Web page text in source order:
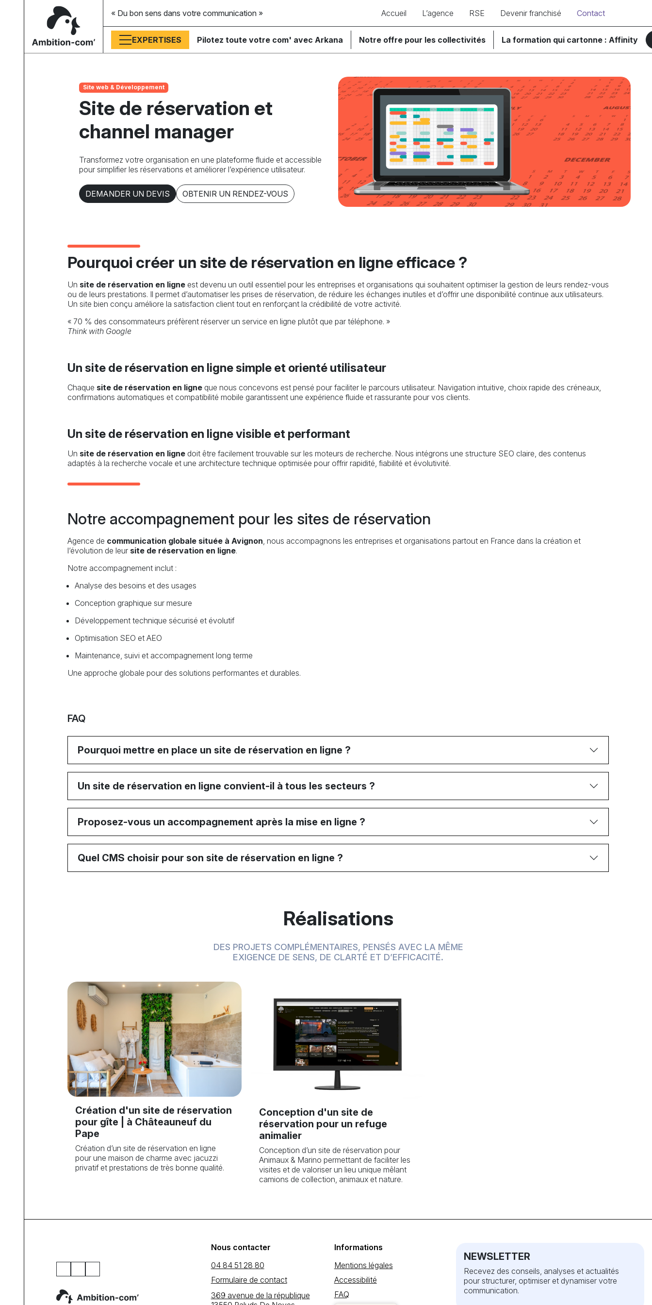
« Du bon sens dans votre communication » Accueil L’agence RSE Devenir franchisé Contact
EXPERTISES Pilotez toute votre com' avec Arkana Notre offre pour les collectivités La formation qui cartonne : Affinity
Site web & Développement
Site de réservation et
channel manager
Transformez votre organisation en une plateforme fluide et accessible
pour simplifier les réservations et améliorer l’expérience utilisateur.
DEMANDER UN DEVIS OBTENIR UN RENDEZ-VOUS
Pourquoi créer un site de réservation en ligne efficace ?
Un site de réservation en ligne est devenu un outil essentiel pour les entreprises et organisations qui souhaitent optimiser la gestion de leurs rendez-vous
ou de leurs prestations. Il permet d’automatiser les prises de réservation, de réduire les échanges inutiles et d’offrir une disponibilité continue aux utilisateurs.
Un site bien conçu améliore la satisfaction client tout en renforçant la crédibilité de votre activité.
« 70 % des consommateurs préfèrent réserver un service en ligne plutôt que par téléphone. »
Think with Google
Un site de réservation en ligne simple et orienté utilisateur
Chaque site de réservation en ligne que nous concevons est pensé pour faciliter le parcours utilisateur. Navigation intuitive, choix rapide des créneaux,
confirmations automatiques et compatibilité mobile garantissent une expérience fluide et rassurante pour vos clients.
Un site de réservation en ligne visible et performant
Un site de réservation en ligne doit être facilement trouvable sur les moteurs de recherche. Nous intégrons une structure SEO claire, des contenus
adaptés à la recherche vocale et une architecture technique optimisée pour offrir rapidité, fiabilité et évolutivité.
Notre accompagnement pour les sites de réservation
Agence de communication globale située à Avignon , nous accompagnons les entreprises et organisations partout en France dans la création et
l’évolution de leur site de réservation en ligne.
Notre accompagnement inclut :
Analyse des besoins et des usages
Conception graphique sur mesure
Développement technique sécurisé et évolutif
Optimisation SEO et AEO
Maintenance, suivi et accompagnement long terme
Une approche globale pour des solutions performantes et durables.
FAQ
Pourquoi mettre en place un site de réservation en ligne ?
Un site de réservation en ligne convient-il à tous les secteurs ?
Proposez-vous un accompagnement après la mise en ligne ?
Quel CMS choisir pour son site de réservation en ligne ?
Réalisations
DES PROJETS COMPLÉMENTAIRES, PENSÉS AVEC LA MÊME
EXIGENCE DE SENS, DE CLARTÉ ET D’EFFICACITÉ.
Création d'un site de réservation
pour gîte | à Châteauneuf du
Pape
Création d’un site de réservation en ligne
pour une maison de charme avec jacuzzi
privatif et prestations de très bonne qualité.
Conception d'un site de
réservation pour un refuge
animalier
Conception d’un site de réservation pour
Animaux & Marino permettant de faciliter les
visites et de valoriser un lieu unique mêlant
camions de collection, animaux et nature.
Nous contacter
04 84 51 28 80
Formulaire de contact
369 avenue de la république
Informations
Mentions légales
Accessibilité
FAQ
NEWSLETTER
Recevez des conseils, analyses et actualités
pour structurer, optimiser et dynamiser votre
communication.